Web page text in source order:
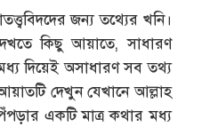
জন্য তথ্যের খনি।
কিছু আয়াতে, সাধারণ
দিয়েই অসাধারণ সব তথ্য
দেখুন যেখানে আল্লাহ
একটি মাত্র কথার মধ্য